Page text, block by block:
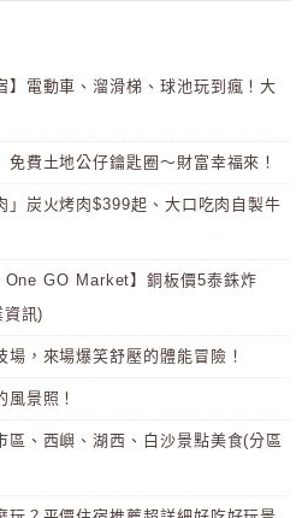
】電動車、溜滑梯、球池玩到瘋！大
費土地公仔鑰匙圈～財富幸福來！
」炭火烤肉$399起、大口吃肉自製牛
GO Market】銅板價5泰銖炸
訊)
，來場爆笑舒壓的體能冒險！
景照！
區、西嶼、湖西、白沙景點美食(分區